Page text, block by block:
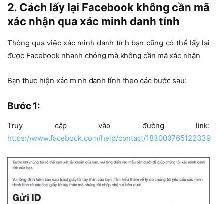
2. Cách lấy lại Facebook không cần mã
xác nhận qua xác minh danh tính
Thông qua việc xác minh danh tính bạn cũng có thể lấy lại
được Facebook nhanh chóng mà không cần mã xác nhận.
Bạn thực hiện xác minh danh tính theo các bước sau:
Bước 1:
Truy cập vào đường link:
https://www.facebook.com/help/contact/183000765122339